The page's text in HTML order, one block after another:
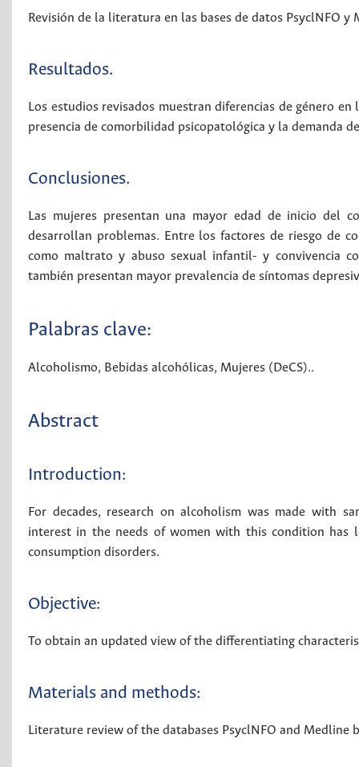
Revisión de la literatura en las bases de datos PsyclNFO
Resultados.
Los estudios revisados muestran diferencias de género
presencia de comorbilidad psicopatológica y la demanda
Conclusiones.
Las mujeres presentan una mayor edad de inicio del
desarrollan problemas. Entre los factores de riesgo de
como maltrato y abuso sexual infantil- y convivencia
también presentan mayor prevalencia de síntomas
Palabras clave:
Alcoholismo, Bebidas alcohólicas, Mujeres (DeCS)..
Abstract
Introduction:
For decades, research on alcoholism was made with
interest in the needs of women with this condition has
consumption disorders.
Objective:
To obtain an updated view of the differentiating
Materials and methods:
Literature review of the databases PsyclNFO and Medline